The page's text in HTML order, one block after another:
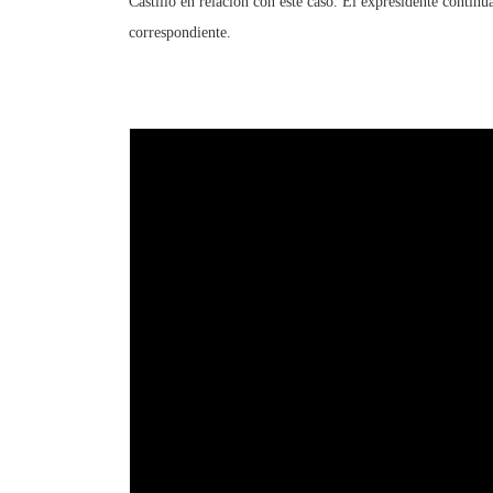
correspondiente.